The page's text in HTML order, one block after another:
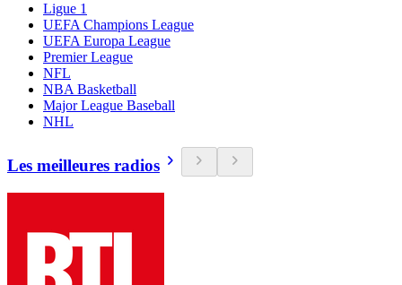
Ligue 1
UEFA Champions League
UEFA Europa League
Premier League
NFL
NBA Basketball
Major League Baseball
NHL
Les meilleures radios